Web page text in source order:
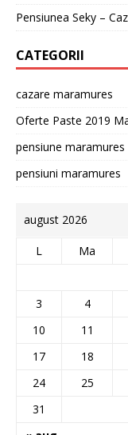
Pensiunea Seky –
CATEGORII
cazare maramures
Oferte Paste 2019
pensiune maramures
pensiuni maramures
august 2026
L Ma
3
4
10
11
17
18
24
25
31